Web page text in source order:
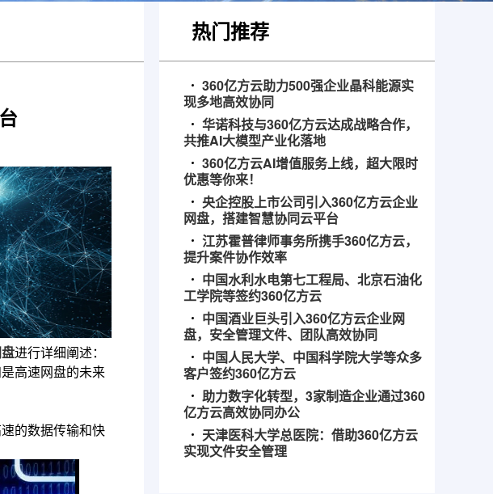
进行详细阐述：
高速网盘的未来
的数据传输和快
热门推荐
360亿方云助力500强企业晶科能源实
现多地高效协同
华诺科技与360亿方云达成战略合作，
共推AI大模型产业化落地
360亿方云AI增值服务上线，超大限时
优惠等你来！
央企控股上市公司引入360亿方云企业
网盘，搭建智慧协同云平台
江苏霍普律师事务所携手360亿方云，
提升案件协作效率
中国水利水电第七工程局、北京石油化
工学院等签约360亿方云
中国酒业巨头引入360亿方云企业网
盘，安全管理文件、团队高效协同
中国人民大学、中国科学院大学等众多
客户签约360亿方云
助力数字化转型，3家制造企业通过360
亿方云高效协同办公
天津医科大学总医院：借助360亿方云
实现文件安全管理